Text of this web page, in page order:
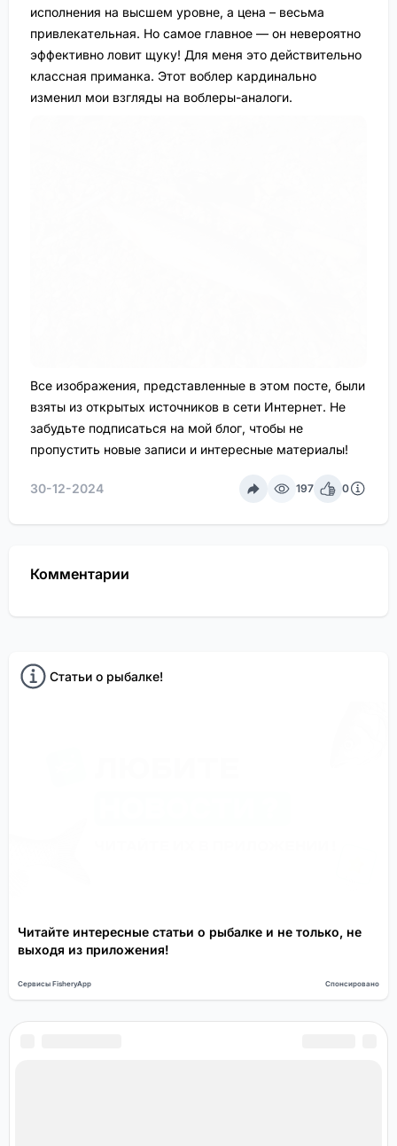
исполнения на высшем уровне, а цена – весьма
привлекательная. Но самое главное — он невероятно
эффективно ловит щуку! Для меня это действительно
классная приманка. Этот воблер кардинально
изменил мои взгляды на воблеры-аналоги.
Все изображения, представленные в этом посте, были
взяты из открытых источников в сети Интернет. Не
забудьте подписаться на мой блог, чтобы не
пропустить новые записи и интересные материалы!
30-12-2024 197 0
Комментарии
Статьи о рыбалке!
Читайте интересные статьи о рыбалке и не только, не
выходя из приложения!
Сервисы FisheryApp Спонсировано